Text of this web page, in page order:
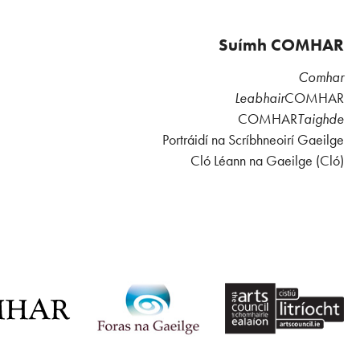
Suímh COMHAR
Comhar
LeabhairCOMHAR
COMHARTaighde
Portráidí na Scríbhneoirí Gaeilge
Cló Léann na Gaeilge (Cló)